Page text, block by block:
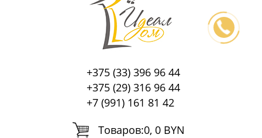
+375 (33) 396 96 44
+375 (29) 316 96 44
+7 (991) 161 81 42
Tоваров:0, 0 BYN